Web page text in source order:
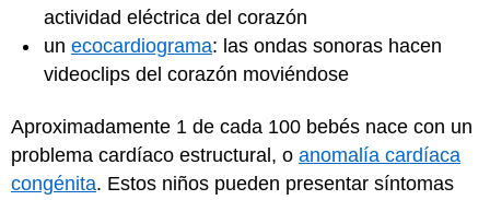
actividad eléctrica del corazón
un ecocardiograma: las ondas sonoras hacen
videoclips del corazón moviéndose
Aproximadamente 1 de cada 100 bebés nace con un
problema cardíaco estructural, o anomalía cardíaca
congénita. Estos niños pueden presentar síntomas